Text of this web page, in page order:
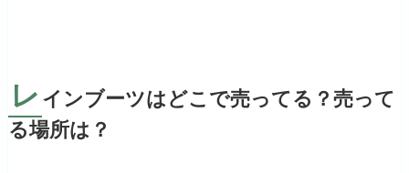
レ インブーツはどこで売ってる？売って
る場所は？